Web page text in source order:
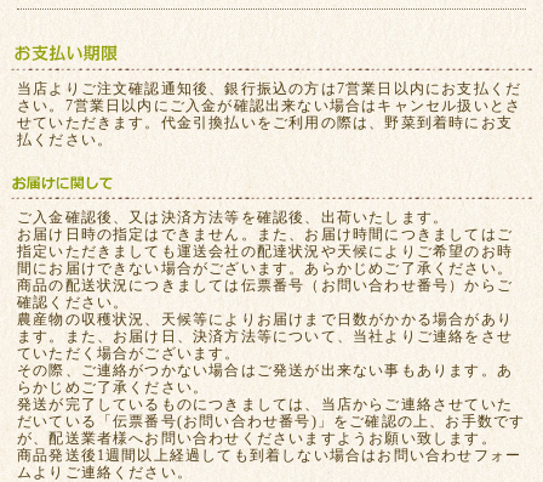
当店よりご注文確認通知後、銀行振込の方は7営業日以内にお支払くだ
さい。7営業日以内にご入金が確認出来ない場合はキャンセル扱いとさ
せていただきます。代金引換払いをご利用の際は、野菜到着時にお支
払ください。
ご入金確認後、又は決済方法等を確認後、出荷いたします。
お届け日時の指定はできません。また、お届け時間につきましてはご
指定いただきましても運送会社の配達状況や天候によりご希望のお時
間にお届けできない場合がございます。あらかじめご了承ください。
商品の配送状況につきましては伝票番号（お問い合わせ番号）からご
確認ください。
農産物の収穫状況、天候等によりお届けまで日数がかかる場合があり
ます。また、お届け日、決済方法等について、当社よりご連絡をさせ
ていただく場合がございます。
その際、ご連絡がつかない場合はご発送が出来ない事もあります。あ
らかじめご了承ください。
発送が完了しているものにつきましては、当店からご連絡させていた
だいている「伝票番号(お問い合わせ番号)」をご確認の上、お手数です
が、配送業者様へお問い合わせくださいますようお願い致します。
商品発送後1週間以上経過しても到着しない場合はお問い合わせフォー
ムよりご連絡ください。